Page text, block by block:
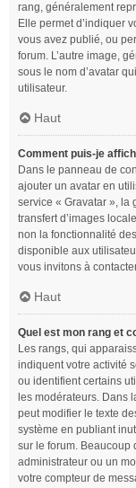
rang, généralement
Elle permet d’indiquer
vous avez publié, ou
forum. L’autre image,
sous le nom d’avatar
utilisateur.
Haut
Comment puis-je
Dans le panneau de
ajouter un avatar en
service « Gravatar », la
transfert d’images
non la fonctionnalité
disponible aux
vous invitons à
Haut
Quel est mon rang et
Les rangs, qui
indiquent votre activité
ou identifient certains
les modérateurs. Dans
peut modifier le texte
système en publiant
sur le forum. Beaucoup
administrateur ou un
votre compteur de